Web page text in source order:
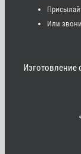
Или
Изготовление